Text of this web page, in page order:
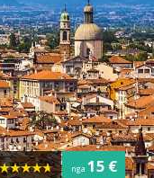
nga 15 €